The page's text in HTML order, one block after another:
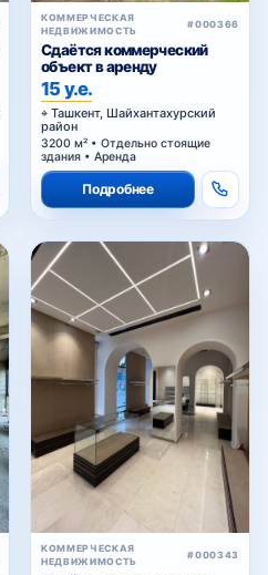
КОММЕРЧЕСКАЯ
НЕДВИЖИМОСТЬ
#000366
Сдаётся коммерческий
объект в аренду
15 у.е.
Ташкент, Шайхантахурский
район
3200 м² • Отдельно стоящие
здания • Аренда
Подробнее
КОММЕРЧЕСКАЯ
НЕДВИЖИМОСТЬ
#000343